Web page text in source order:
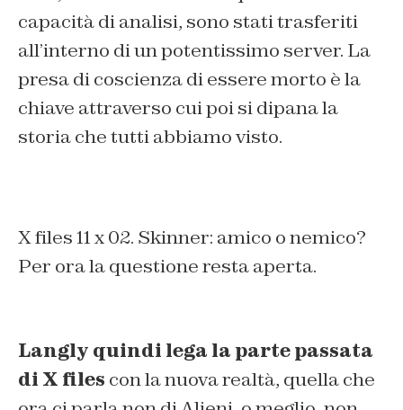
capacità di analisi, sono stati trasferiti
all’interno di un potentissimo server. La
presa di coscienza di essere morto è la
chiave attraverso cui poi si dipana la
storia che tutti abbiamo visto.
X files 11 x 02. Skinner: amico o nemico?
Per ora la questione resta aperta.
Langly quindi lega la parte passata
di X files con la nuova realtà, quella che